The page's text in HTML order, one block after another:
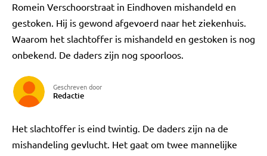
Romein Verschoorstraat in Eindhoven mishandeld en
gestoken. Hij is gewond afgevoerd naar het ziekenhuis.
Waarom het slachtoffer is mishandeld en gestoken is nog
onbekend. De daders zijn nog spoorloos.
Geschreven door
Redactie
Het slachtoffer is eind twintig. De daders zijn na de
mishandeling gevlucht. Het gaat om twee mannelijke